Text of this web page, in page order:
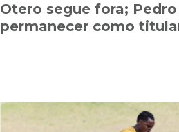
Otero segue fora;
permanecer como